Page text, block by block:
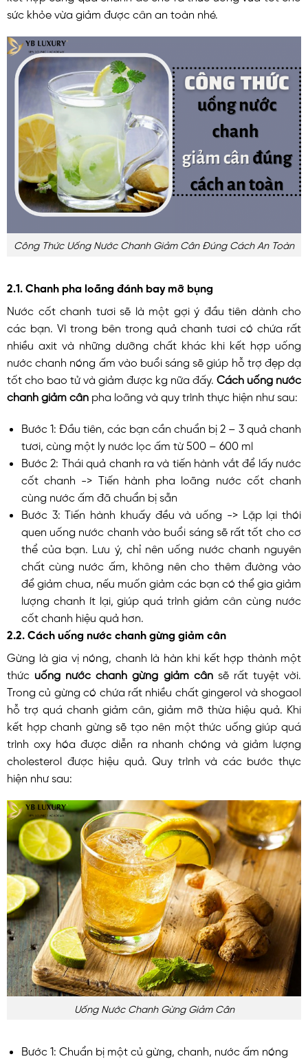
sức khỏe vừa giảm được cân an toàn nhé.
Công Thức Uống Nước Chanh Giảm Cân Đúng Cách An Toàn
2.1. Chanh pha loãng đánh bay mỡ bụng
Nước cốt chanh tươi sẽ là một gợi ý đầu tiên dành cho
các bạn. Vì trong bên trong quả chanh tươi có chứa rất
nhiều axit và những dưỡng chất khác khi kết hợp uống
nước chanh nóng ấm vào buổi sáng sẽ giúp hỗ trợ đẹp dạ
tốt cho bao tử và giảm được kg nữa đấy. Cách uống nước
chanh giảm cân pha loãng và quy trình thực hiện như sau:
Bước 1: Đầu tiên, các bạn cần chuẩn bị 2 – 3 quả chanh
tươi, cùng một ly nước lọc ấm từ 500 – 600 ml
Bước 2: Thái quả chanh ra và tiến hành vắt để lấy nước
cốt chanh -> Tiến hành pha loãng nước cốt chanh
cùng nước ấm đã chuẩn bị sẵn
Bước 3: Tiến hành khuấy đều và uống -> Lặp lại thói
quen uống nước chanh vào buổi sáng sẽ rất tốt cho cơ
thể của bạn. Lưu ý, chỉ nên uống nước chanh nguyên
chất cùng nước ấm, không nên cho thêm đường vào
để giảm chua, nếu muốn giảm các bạn có thể gia giảm
lượng chanh ít lại, giúp quá trình giảm cân cùng nước
cốt chanh hiệu quả hơn.
2.2. Cách uống nước chanh gừng giảm cân
Gừng là gia vị nóng, chanh là hàn khi kết hợp thành một
thức uống nước chanh gừng giảm cânsẽ rất tuyệt vời.
Trong củ gừng có chứa rất nhiều chất gingerol và shogaol
hỗ trợ quá chanh giảm cân, giảm mỡ thừa hiệu quả. Khi
kết hợp chanh gừng sẽ tạo nên một thức uống giúp quá
trình oxy hóa được diễn ra nhanh chóng và giảm lượng
cholesterol được hiệu quả. Quy trình và các bước thực
hiện như sau:
Uống Nước Chanh Gừng Giảm Cân
Bước 1: Chuẩn bị một củ gừng, chanh, nước ấm nóng